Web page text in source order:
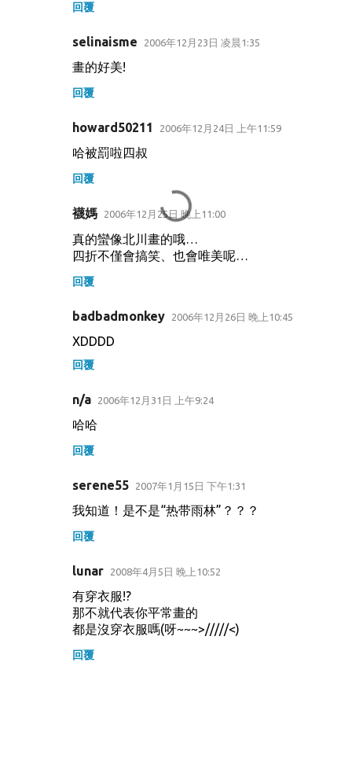
回覆
selinaisme 2006年12月23日 凌晨1:35
畫的好美!
回覆
howard50211 2006年12月24日 上午11:59
哈被罰啦四叔
回覆
襪媽 2006年12月25日 晚上11:00
真的蠻像北川畫的哦…
四折不僅會搞笑、也會唯美呢…
回覆
badbadmonkey 2006年12月26日 晚上10:45
XDDDD
回覆
n/a 2006年12月31日 上午9:24
哈哈
回覆
serene55 2007年1月15日 下午1:31
我知道！是不是“热带雨林”？？？
回覆
lunar 2008年4月5日 晚上10:52
有穿衣服!?
那不就代表你平常畫的
都是沒穿衣服嗎(呀~~~>/////<)
回覆